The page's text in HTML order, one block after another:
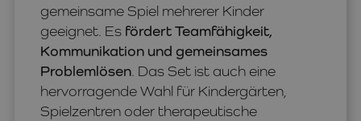
gemeinsame Spiel mehrerer Kinder
geeignet. Es fördert Teamfähigkeit,
Kommunikation und gemeinsames
Problemlösen . Das Set ist auch eine
hervorragende Wahl für Kindergärten,
Spielzentren oder therapeutische